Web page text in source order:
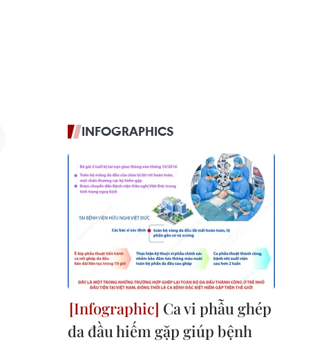
INFOGRAPHICS
Ca vi phẫu ghép
da đầu hiếm gặp giúp bệnh